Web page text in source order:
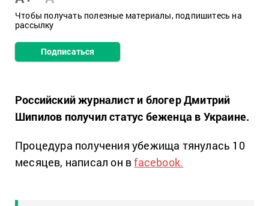
Чтобы получать полезные материалы, подпишитесь на
рассылку
Подписаться
Российский журналист и блогер Дмитрий
Шипилов получил статус беженца в Украине.
Процедура получения убежища тянулась 10
месяцев, написал он вfacebook.